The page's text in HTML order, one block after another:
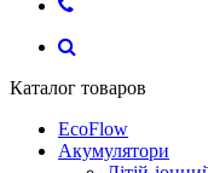
Каталог товаров
EcoFlow
Акумулятори